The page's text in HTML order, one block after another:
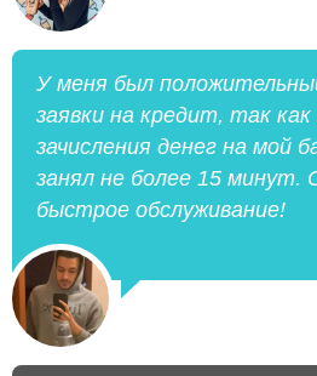
У меня был
заявки на кредит, так как
зачисления денег на мой
занял не более 15 минут.
быстрое обслуживание!